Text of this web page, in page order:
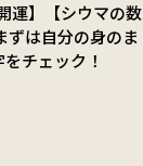
運】【シウマの数
ずは自分の身のま
チェック！